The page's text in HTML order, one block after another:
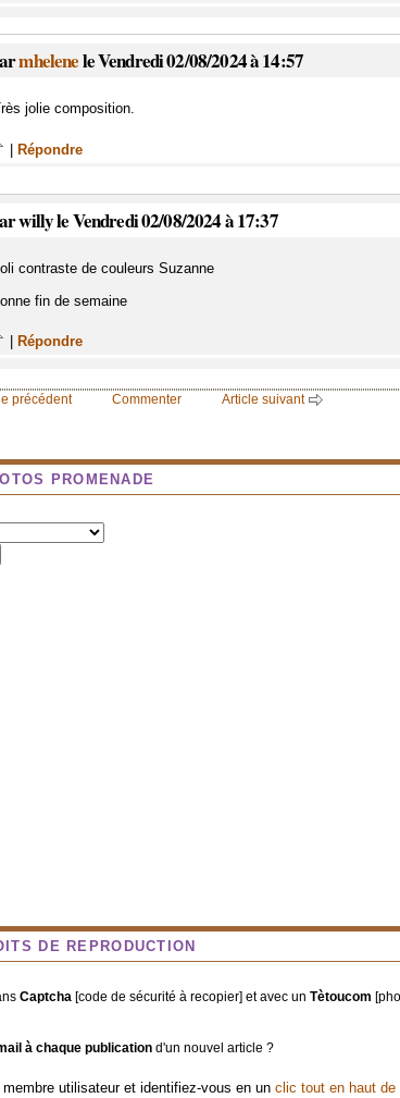
mhelenele Vendredi 02/08/2024 à 14:57
jolie composition.
Répondre
willy le Vendredi 02/08/2024 à 17:37
contraste de couleurs Suzanne
fin de semaine
Répondre
précédent Commenter Article suivant
PROMENADE
DE REPRODUCTION
Captcha [code de sécurité à recopier] et avec un Tètoucom
à chaque publication d'un nouvel article ?
utilisateur et identifiez-vous en un clic tout en haut de